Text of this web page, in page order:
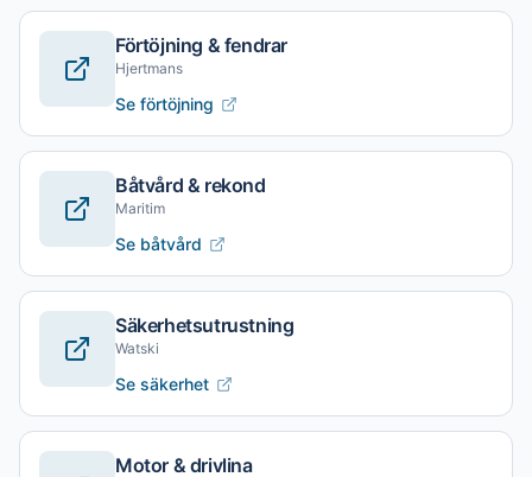
Förtöjning & fendrar
Hjertmans
Se förtöjning
Båtvård & rekond
Maritim
Se båtvård
Säkerhetsutrustning
Watski
Se säkerhet
Motor & drivlina